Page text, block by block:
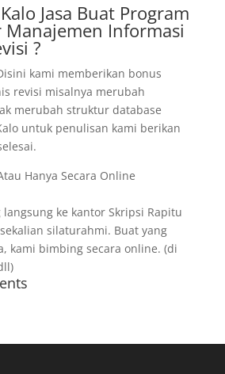
Jasa Buat Program
Manajemen Informasi
?
kami memberikan bonus
revisi misalnya merubah
merubah struktur database
untuk penulisan kami berikan
Hanya Secara Online
ke kantor Skripsi Rapitu
silaturahmi. Buat yang
kami bimbing secara online. (di